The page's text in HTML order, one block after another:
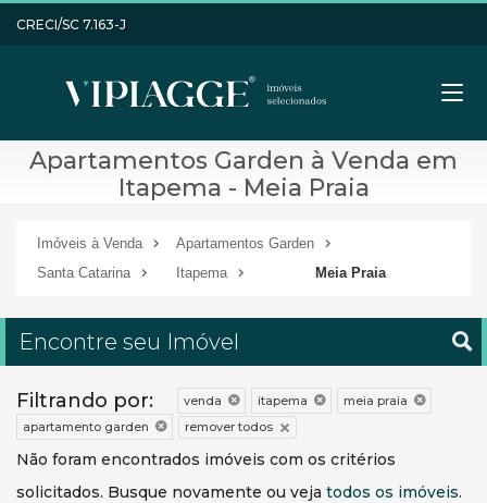
CRECI/SC 7.163-J
Apartamentos Garden à Venda em
Itapema - Meia Praia
Imóveis à Venda
Apartamentos Garden
Santa Catarina
Itapema Meia Praia
Encontre seu Imóvel
Filtrando por: venda itapema
meia praia
apartamento garden
remover todos
Não foram encontrados imóveis com os critérios
solicitados. Busque novamente ou veja todos os imóveis.